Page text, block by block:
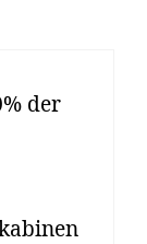
der